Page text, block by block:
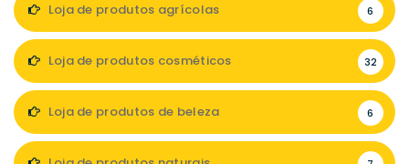
Loja de produtos agrícolas 6
Loja de produtos cosméticos 32
Loja de produtos de beleza 6